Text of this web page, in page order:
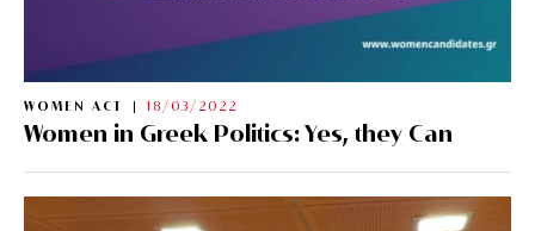
WOMEN ACT 18/03/2022
Women in Greek Politics: Yes, they Can